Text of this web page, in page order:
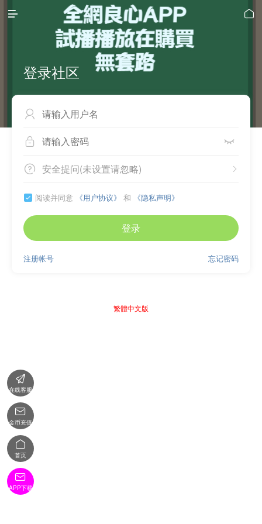
 
登录社区

 
 
安全提问(未设置请忽略)
 阅读并同意 《用户协议》 和 《隐私声明》
登录
忘记密码
注册帐号
繁體中文版

在线客服

金币充值

首页

APP下载